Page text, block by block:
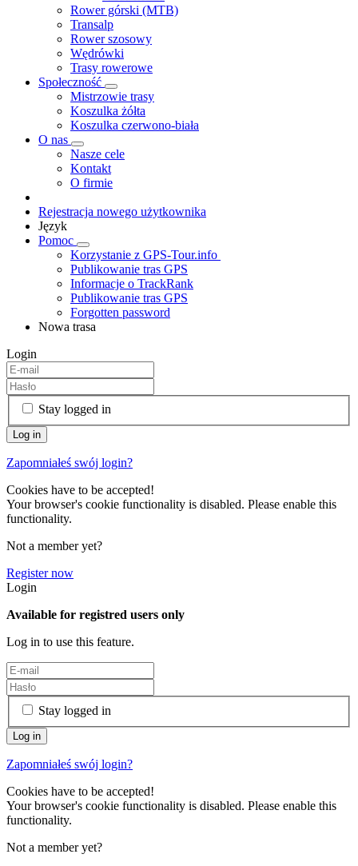
Rower górski (MTB)
Transalp
Rower szosowy
Wędrówki
Trasy rowerowe
Społeczność
Mistrzowie trasy
Koszulka żółta
Koszulka czerwono-biała
O nas
Nasze cele
Kontakt
O firmie
Rejestracja nowego użytkownika
Język
Pomoc
Korzystanie z GPS-Tour.info
Publikowanie tras GPS
Informacje o TrackRank
Publikowanie tras GPS
Forgotten password
Nowa trasa
Login
Stay logged in
Zapomniałeś swój login?
Cookies have to be accepted!
Your browser's cookie functionality is disabled. Please enable this
functionality.
Not a member yet?
Register now
Login
Available for registred users only
Log in to use this feature.
Stay logged in
Zapomniałeś swój login?
Cookies have to be accepted!
Your browser's cookie functionality is disabled. Please enable this
functionality.
Not a member yet?